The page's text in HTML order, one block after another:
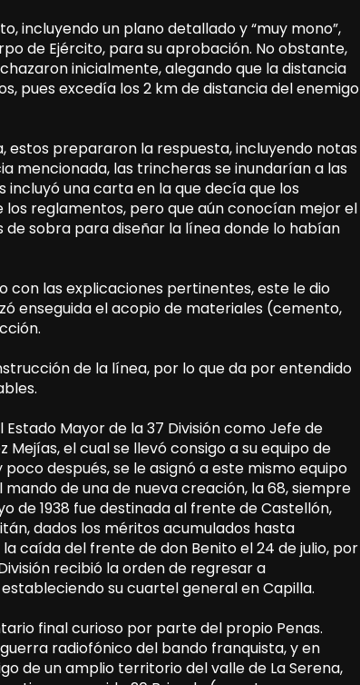
incluyendo un plano detallado y “muy mono”,
de Ejército, para su aprobación. No obstante,
inicialmente, alegando que la distancia
pues excedía los 2 km de distancia del enemigo
estos prepararon la respuesta, incluyendo notas
mencionada, las trincheras se inundarían a las
incluyó una carta en la que decía que los
reglamentos, pero que aún conocían mejor el
sobra para diseñar la línea donde lo habían
con las explicaciones pertinentes, este le dio
enseguida el acopio de materiales (cemento,
de la línea, por lo que da por entendido
Mayor de la 37 División como Jefe de
el cual se llevó consigo a su equipo de
después, se le asignó a este mismo equipo
de una de nueva creación, la 68, siempre
de 1938 fue destinada al frente de Castellón,
dados los méritos acumulados hasta
caída del frente de don Benito el 24 de julio, por
recibió la orden de regresar a
su cuartel general en Capilla.
final curioso por parte del propio Penas.
radiofónico del bando franquista, y en
de un amplio territorio del valle de La Serena,